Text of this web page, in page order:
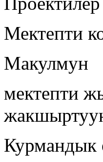
Мектепти
Макулмун
мектепти
Курмандык